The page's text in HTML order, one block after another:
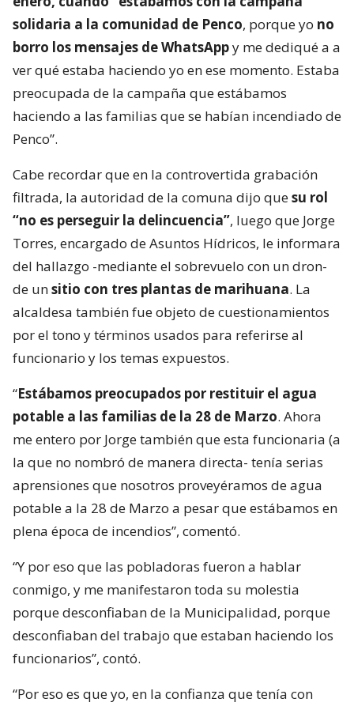
solidaria a la comunidad de Penco, porque yo no
borro los mensajes de WhatsAppy me dediqué a a
ver qué estaba haciendo yo en ese momento. Estaba
preocupada de la campaña que estábamos
haciendo a las familias que se habían incendiado de
Penco”.
Cabe recordar que en la controvertida grabación
filtrada, la autoridad de la comuna dijo quesu rol
“no es perseguir la delincuencia”, luego que Jorge
Torres, encargado de Asuntos Hídricos, le informara
del hallazgo -mediante el sobrevuelo con un dron-
de unsitio con tres plantas de marihuana. La
alcaldesa también fue objeto de cuestionamientos
por el tono y términos usados para referirse al
funcionario y los temas expuestos.
“Estábamos preocupados por restituir el agua
potable a las familias de la 28 de Marzo. Ahora
me entero por Jorge también que esta funcionaria (a
la que no nombró de manera directa- tenía serias
aprensiones que nosotros proveyéramos de agua
potable a la 28 de Marzo a pesar que estábamos en
plena época de incendios”, comentó.
“Y por eso que las pobladoras fueron a hablar
conmigo, y me manifestaron toda su molestia
porque desconfiaban de la Municipalidad, porque
desconfiaban del trabajo que estaban haciendo los
funcionarios”, contó.
“Por eso es que yo, en la confianza que tenía con